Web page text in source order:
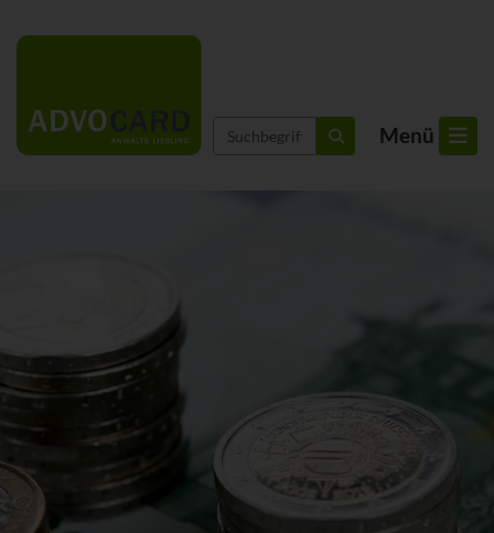
Suchbegriffe suchen Menü